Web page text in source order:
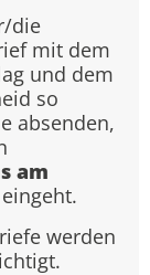
die
mit dem
und dem
so
absenden,
am
eingeht.
werden